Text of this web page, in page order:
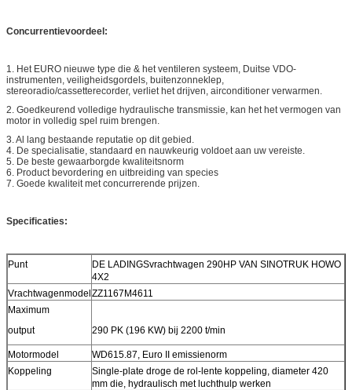
Concurrentievoordeel:
1. Het EURO nieuwe type die & het ventileren systeem, Duitse VDO-
instrumenten, veiligheidsgordels, buitenzonneklep,
stereoradio/cassetterecorder, verliet het drijven, airconditioner verwarmen.
2. Goedkeurend volledige hydraulische transmissie, kan het het vermogen van
motor in volledig spel ruim brengen.
3. Al lang bestaande reputatie op dit gebied.
4. De specialisatie, standaard en nauwkeurig voldoet aan uw vereiste.
5. De beste gewaarborgde kwaliteitsnorm
6. Product bevordering en uitbreiding van species
7. Goede kwaliteit met concurrerende prijzen.
Specificaties:
Punt
DE LADINGSvrachtwagen 290HP VAN SINOTRUK HOWO
4X2
VrachtwagenmodelZZ1167M4611
Maximum
output
290 PK (196 KW) bij 2200 t/min
Motormodel
WD615.87, Euro II emissienorm
Koppeling
Single-plate droge de rol-lente koppeling, diameter 420
mm die, hydraulisch met luchthulp werken